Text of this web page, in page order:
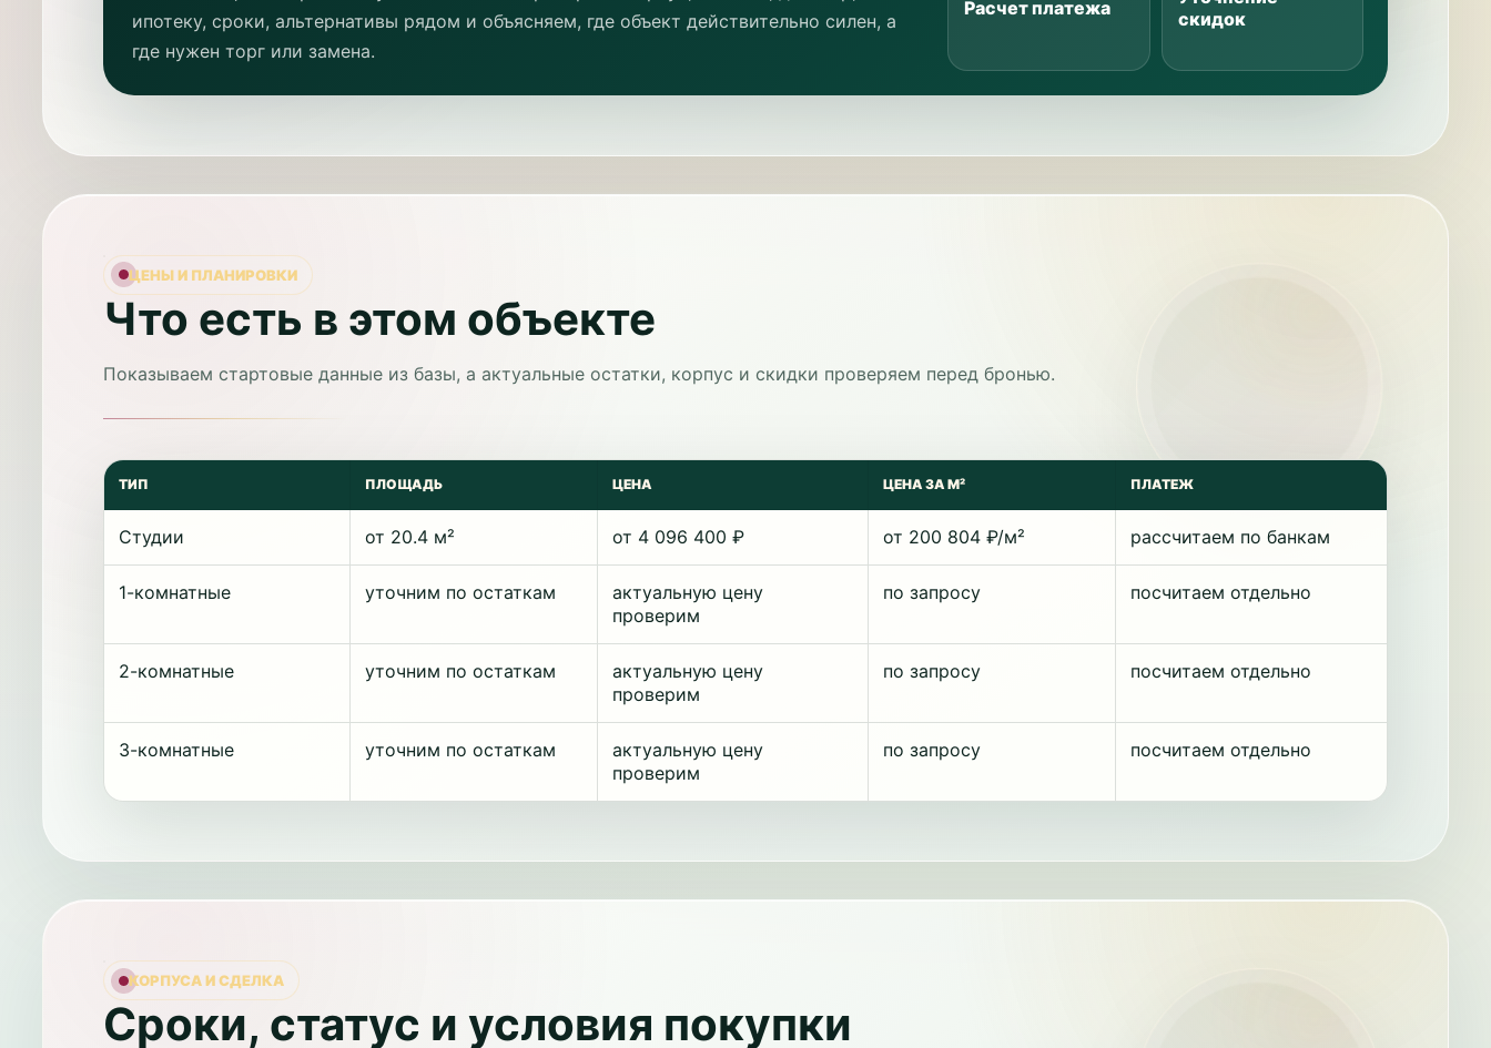
ипотеку, сроки, альтернативы рядом и объясняем, где объект действительно силен, а
где нужен торг или замена.
Расчет платежа
скидок
ЦЕНЫ И ПЛАНИРОВКИ
Что есть в этом объекте
Показываем стартовые данные из базы, а актуальные остатки, корпус и скидки проверяем перед бронью.
ТИП ПЛОЩАДЬ ЦЕНА ЦЕНА ЗА М² ПЛАТЕЖ
Студии от 20.4 м² от 4 096 400 ₽ от 200 804 ₽/м² рассчитаем по банкам
1-комнатные уточним по остаткам
актуальную цену
проверим
по запросу посчитаем отдельно
2-комнатные уточним по остаткам
актуальную цену
проверим
по запросу посчитаем отдельно
3-комнатные уточним по остаткам
актуальную цену
проверим
по запросу посчитаем отдельно
КОРПУСА И СДЕЛКА
Сроки, статус и условия покупки